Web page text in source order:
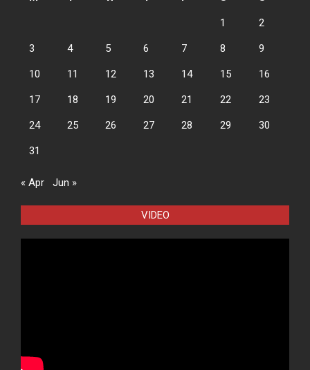
1 2
3 4 5 6 7 8 9
10 11 12 13 14 15 16
17 18 19 20 21 22 23
24 25 26 27 28 29 30
31
« Apr Jun »
VIDEO